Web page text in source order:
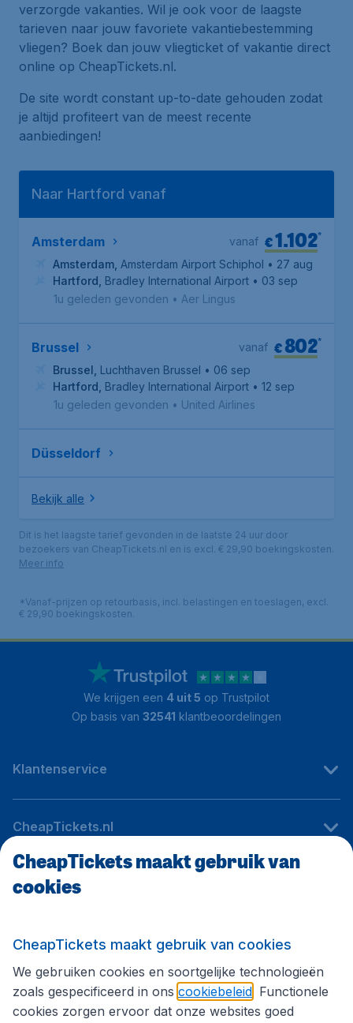
verzorgde vakanties. Wil je ook voor de laagste
tarieven naar jouw favoriete vakantiebestemming
vliegen? Boek dan jouw vliegticket of vakantie direct
online op CheapTickets.nl.
De site wordt constant up-to-date gehouden zodat
je altijd profiteert van de meest recente
aanbiedingen!
Naar Hartford vanaf
Amsterdam €1.102*
vanaf
Amsterdam Amsterdam Airport Schiphol • 27 aug
Hartford Bradley International Airport • 03 sep
1u geleden gevonden • Aer Lingus
Brussel €802*
vanaf
Brussel Luchthaven Brussel • 06 sep
Hartford Bradley International Airport • 12 sep
1u geleden gevonden • United Airlines
Düsseldorf
Bekijk alle
Dit is het laagste tarief gevonden in de laatste 24 uur door
bezoekers van CheapTickets.nl en is excl. € 29,90 boekingskosten.
Meer info
*Vanaf-prijzen op retourbasis, incl. belastingen en toeslagen, excl.
€ 29,90 boekingskosten.
We krijgen een 4 uit 5 op Trustpilot
Op basis van 32541 klantbeoordelingen
Klantenservice
CheapTickets.nl
Internationale sites
Volg CheapTickets.nl
CheapTickets maakt gebruik van
cookies
CheapTickets maakt gebruik van cookies
We gebruiken cookies en soortgelijke technologieën
zoals gespecificeerd in ons cookiebeleid . Functionele
cookies zorgen ervoor dat onze websites goed